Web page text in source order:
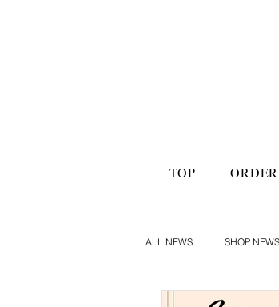
TOP
ALL NEWS SHOP NEWS